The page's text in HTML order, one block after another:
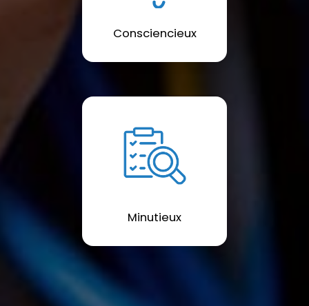
Consciencieux
Minutieux